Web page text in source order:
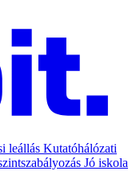
leállás Kutatóhálózati
Jó iskola